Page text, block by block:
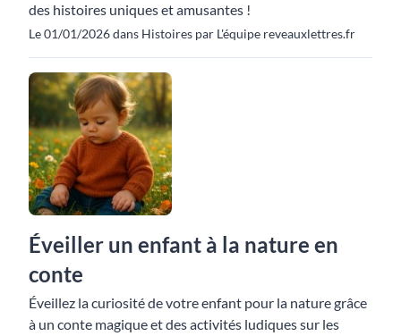
des histoires uniques et amusantes !
Le 01/01/2026 dans Histoires par L'équipe reveauxlettres.fr
Éveiller un enfant à la nature en
conte
Éveillez la curiosité de votre enfant pour la nature grâce
à un conte magique et des activités ludiques sur les